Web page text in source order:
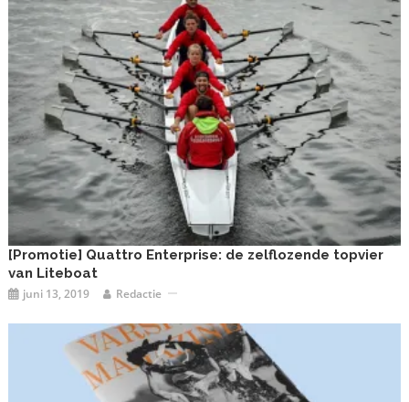
[Promotie] Quattro Enterprise: de zelflozende topvier
van Liteboat
juni 13, 2019 Redactie